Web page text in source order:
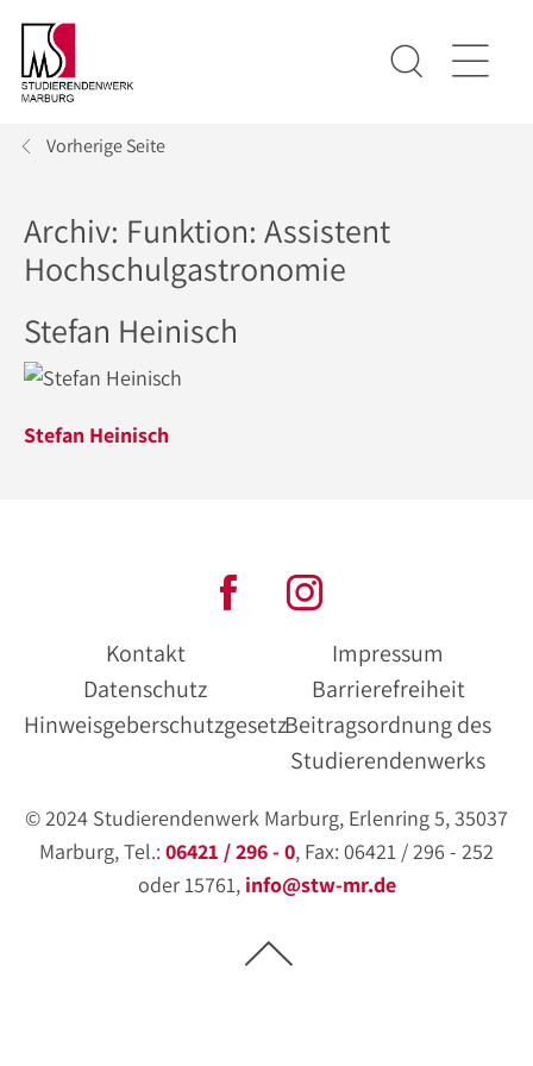
Vorherige Seite
Archiv: Funktion: Assistent
Hochschulgastronomie
Stefan Heinisch
Stefan Heinisch
Kontakt
Impressum
Datenschutz
Barrierefreiheit
HinweisgeberschutzgesetzBeitragsordnung des
Studierendenwerks
© 2024 Studierendenwerk Marburg, Erlenring 5, 35037
Marburg, Tel.: 06421 / 296 - 0, Fax: 06421 / 296 - 252
oder 15761, info@stw-mr.de